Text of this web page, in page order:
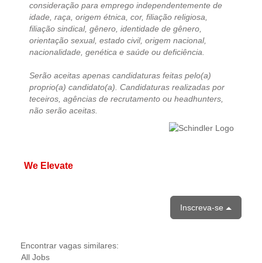
consideração para emprego independentemente de
idade, raça, origem étnica, cor, filiação religiosa,
filiação sindical, gênero, identidade de gênero,
orientação sexual, estado civil, origem nacional,
nacionalidade, genética e saúde ou deficiência.
Serão aceitas apenas candidaturas feitas pelo(a)
proprio(a) candidato(a). Candidaturas realizadas por
teceiros, agências de recrutamento ou headhunters,
não serão aceitas.
We Elevate
Inscreva-se
Encontrar vagas similares:
All Jobs